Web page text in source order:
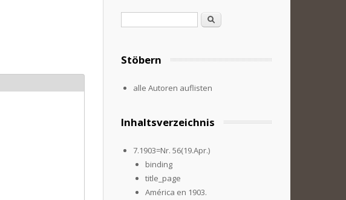
Search
Stöbern
alle Autoren auflisten
Inhaltsverzeichnis
7.1903=Nr. 56(19.Apr.)
binding
title_page
América en 1903.